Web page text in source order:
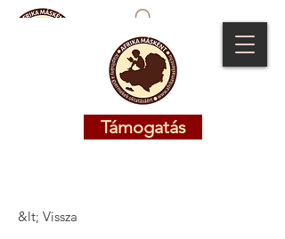
Támogatás
Támogatás
&lt; Vissza